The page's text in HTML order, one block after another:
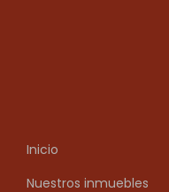
Inicio
Nuestros inmuebles